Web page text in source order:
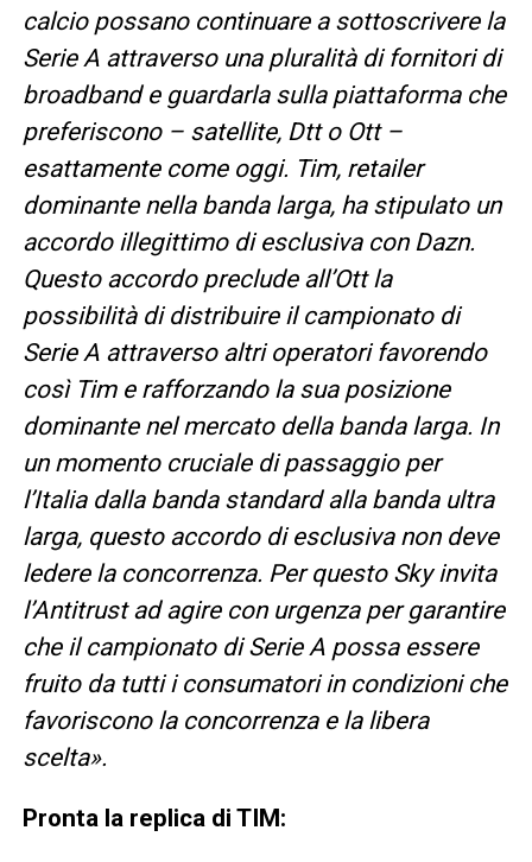
calcio possano continuare a sottoscrivere la
Serie A attraverso una pluralità di fornitori di
broadband e guardarla sulla piattaforma che
preferiscono – satellite, Dtt o Ott –
esattamente come oggi. Tim, retailer
dominante nella banda larga, ha stipulato un
accordo illegittimo di esclusiva con Dazn.
Questo accordo preclude all’Ott la
possibilità di distribuire il campionato di
Serie A attraverso altri operatori favorendo
così Tim e rafforzando la sua posizione
dominante nel mercato della banda larga. In
un momento cruciale di passaggio per
l’Italia dalla banda standard alla banda ultra
larga, questo accordo di esclusiva non deve
ledere la concorrenza. Per questo Sky invita
l’Antitrust ad agire con urgenza per garantire
che il campionato di Serie A possa essere
fruito da tutti i consumatori in condizioni che
favoriscono la concorrenza e la libera
scelta».
Pronta la replica di TIM: